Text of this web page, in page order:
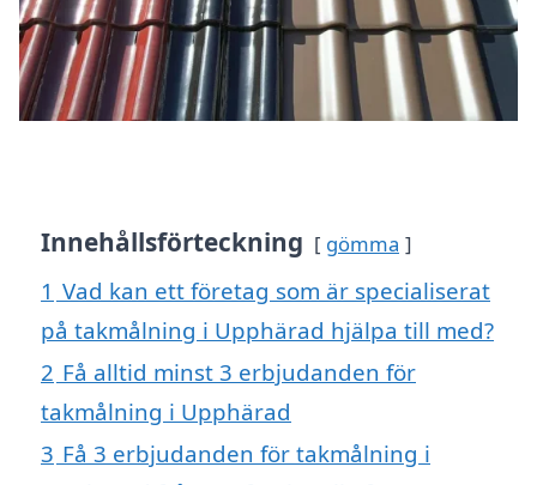
Innehållsförteckning gömma
1 Vad kan ett företag som är specialiserat
på takmålning i Upphärad hjälpa till med?
2 Få alltid minst 3 erbjudanden för
takmålning i Upphärad
3 Få 3 erbjudanden för takmålning i